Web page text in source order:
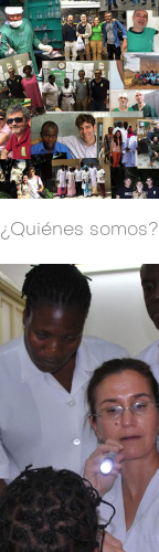
¿Quiénes somos?